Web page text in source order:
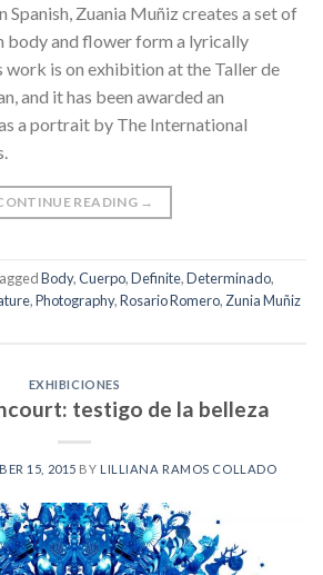
Zuania Muñiz creates a set of
body and flower form a lyrically
work is on exhibition at the Taller de
and it has been awarded an
a portrait by The International
READING →
Body,Cuerpo,Definite,Determinado,
,Photography,Rosario Romero, Zunia Muñiz
EXHIBICIONES
testigo de la belleza
15, 2015 BY LILLIANA RAMOS COLLADO